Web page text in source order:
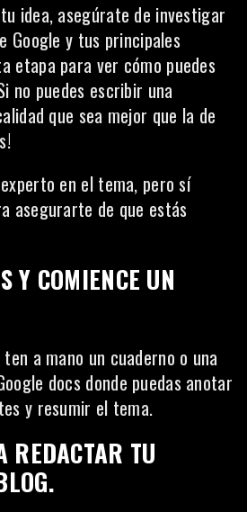
idea, asegúrate de investigar
Google y tus principales
etapa para ver cómo puedes
no puedes escribir una
que sea mejor que la de
en el tema, pero sí
asegurarte de que estás
Y COMIENCE UN
a mano un cuaderno o una
docs donde puedas anotar
y resumir el tema.
REDACTAR TU